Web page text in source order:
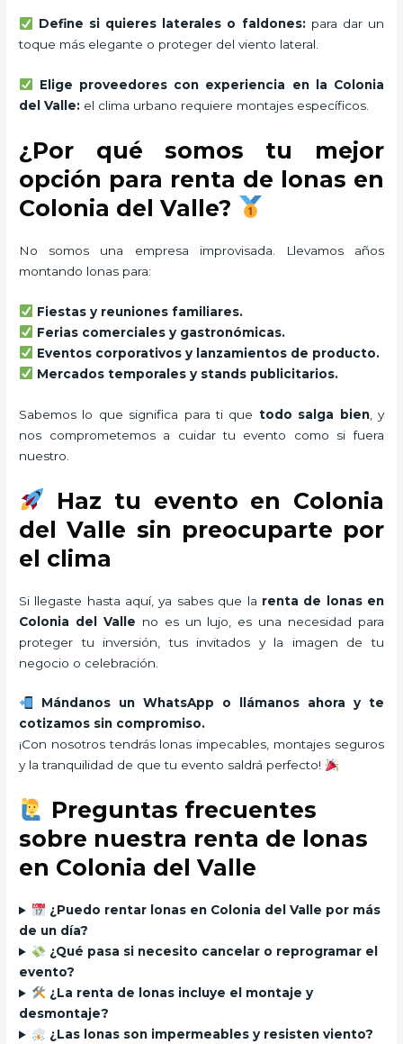
Define si quieres laterales o faldones:para dar un
toque más elegante o proteger del viento lateral.
Elige proveedores con experiencia en la Colonia
del Valle: el clima urbano requiere montajes específicos.
¿Por qué somos tu mejor
opción para renta de lonas en
Colonia del Valle?
No somos una empresa improvisada. Llevamos años
montando lonas para:
Fiestas y reuniones familiares.
Ferias comerciales y gastronómicas.
Eventos corporativos y lanzamientos de producto.
Mercados temporales y stands publicitarios.
Sabemos lo que significa para ti que todo salga bien, y
nos comprometemos a cuidar tu evento como si fuera
nuestro.
Haz tu evento en Colonia
del Valle sin preocuparte por
el clima
Si llegaste hasta aquí, ya sabes que la renta de lonas en
Colonia del Valle no es un lujo, es una necesidad para
proteger tu inversión, tus invitados y la imagen de tu
negocio o celebración.
Mándanos un WhatsApp o llámanos ahora y te
cotizamos sin compromiso.
¡Con nosotros tendrás lonas impecables, montajes seguros
y la tranquilidad de que tu evento saldrá perfecto!
Preguntas frecuentes
sobre nuestra renta de lonas
en Colonia del Valle
¿Puedo rentar lonas en Colonia del Valle por más
de un día?
¿Qué pasa si necesito cancelar o reprogramar el
evento?
¿La renta de lonas incluye el montaje y
desmontaje?
¿Las lonas son impermeables y resisten viento?